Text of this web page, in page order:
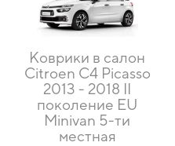
Коврики в салон
Citroen C4 Picasso
2013 - 2018 II
поколение EU
Minivan 5-ти
местная